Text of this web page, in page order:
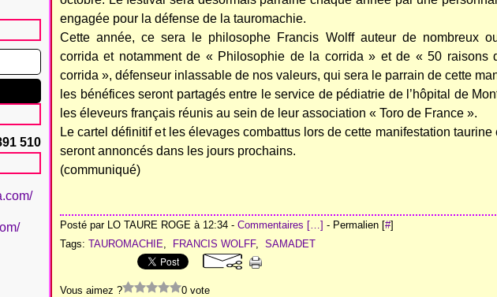
510
engagée pour la défense de la tauromachie.
Cette année, ce sera le philosophe Francis Wolff auteur de nombreux
corrida et notamment de « Philosophie de la corrida » et de « 50 raisons
corrida », défenseur inlassable de nos valeurs, qui sera le parrain de cette
les bénéfices seront partagés entre le service de pédiatrie de l’hôpital de
les éleveurs français réunis au sein de leur association « Toro de France ».
Le cartel définitif et les élevages combattus lors de cette manifestation
seront annoncés dans les jours prochains.
(communiqué)
Posté par LO TAURE ROGE à 12:34 - Commentaires […] - Permalien [#]
Tags: TAUROMACHIE, FRANCIS WOLFF, SAMADET
Vous aimez ? 0 vote